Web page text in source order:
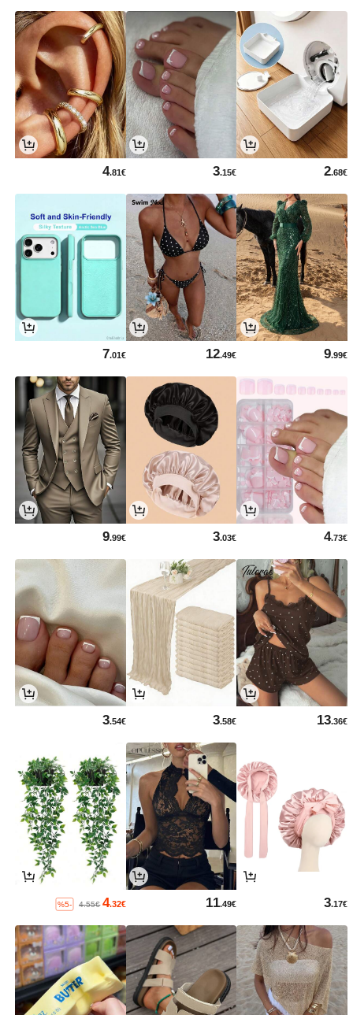
2.68€
3.15€
4.81€
9.99€
12.49€
7.01€
4.73€
3.03€
9.99€
13.36€
3.58€
3.54€
3.17€
11.49€
4.32€
4.55€
%5-